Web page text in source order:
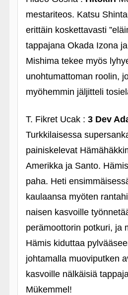
mestariteos. Katsu
erittäin koskettavasti
tappajana Okada Izona
Mishima tekee myös
unohtumattoman roolin,
myöhemmin jäljitteli
T. Fikret Ucak : 3 Dev
Turkkilaisessa
painiskelevat
Amerikka ja Santo.
paha. Heti
kaulaansa myöten
naisen kasvoille
perämoottorin potkuri, ja
Hämis kiduttaa
johtamalla muoviputken
kasvoille nälkäisiä
Mükemmel!